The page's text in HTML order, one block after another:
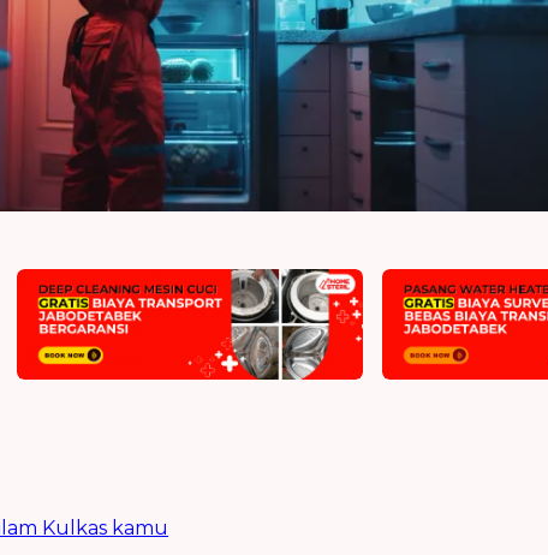
Kulkas kamu